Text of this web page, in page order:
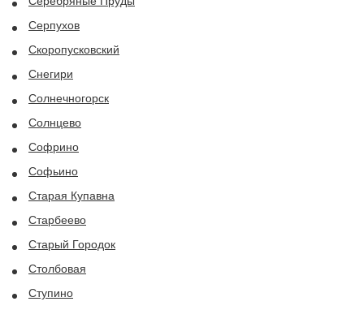
Серпухов
Скоропусковский
Снегири
Солнечногорск
Солнцево
Софрино
Софьино
Старая Купавна
Старбеево
Старый Городок
Столбовая
Ступино